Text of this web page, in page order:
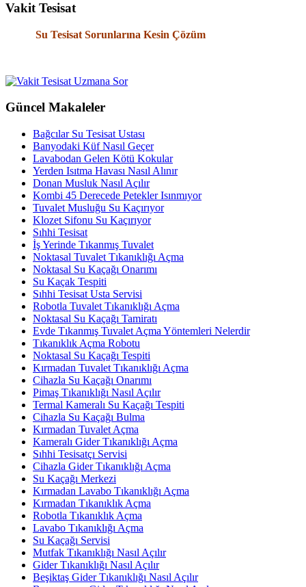
Vakit Tesisat
Su Tesisat Sorunlarına Kesin Çözüm
Güncel Makaleler
Bağcılar Su Tesisat Ustası
Banyodaki Küf Nasıl Geçer
Lavabodan Gelen Kötü Kokular
Yerden Isıtma Havası Nasıl Alınır
Donan Musluk Nasıl Açılır
Kombi 45 Derecede Petekler Isınmıyor
Tuvalet Musluğu Su Kaçırıyor
Klozet Sifonu Su Kaçırıyor
Sıhhi Tesisat
İş Yerinde Tıkanmış Tuvalet
Noktasal Tuvalet Tıkanıklığı Açma
Noktasal Su Kaçağı Onarımı
Su Kaçak Tespiti
Sıhhi Tesisat Usta Servisi
Robotla Tuvalet Tıkanıklığı Açma
Noktasal Su Kaçağı Tamiratı
Evde Tıkanmış Tuvalet Açma Yöntemleri Nelerdir
Tıkanıklık Açma Robotu
Noktasal Su Kaçağı Tespiti
Kırmadan Tuvalet Tıkanıklığı Açma
Cihazla Su Kaçağı Onarımı
Pimaş Tıkanıklığı Nasıl Açılır
Termal Kameralı Su Kaçağı Tespiti
Cihazla Su Kaçağı Bulma
Kırmadan Tuvalet Açma
Kameralı Gider Tıkanıklığı Açma
Sıhhi Tesisatçı Servisi
Cihazla Gider Tıkanıklığı Açma
Su Kaçağı Merkezi
Kırmadan Lavabo Tıkanıklığı Açma
Kırmadan Tıkanıklık Açma
Robotla Tıkanıklık Açma
Lavabo Tıkanıklığı Açma
Su Kaçağı Servisi
Mutfak Tıkanıklığı Nasıl Açılır
Gider Tıkanıklığı Nasıl Açılır
Beşiktaş Gider Tıkanıklığı Nasıl Açılır